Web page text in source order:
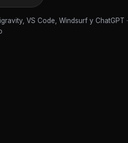
VS Code, Windsurf y ChatGPT ·